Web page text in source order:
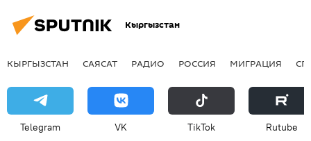
Кыргызстан
КЫРГЫЗСТАН САЯСАТ РАДИО РОССИЯ МИГРАЦИЯ
Telegram VK ТikТоk Rutube